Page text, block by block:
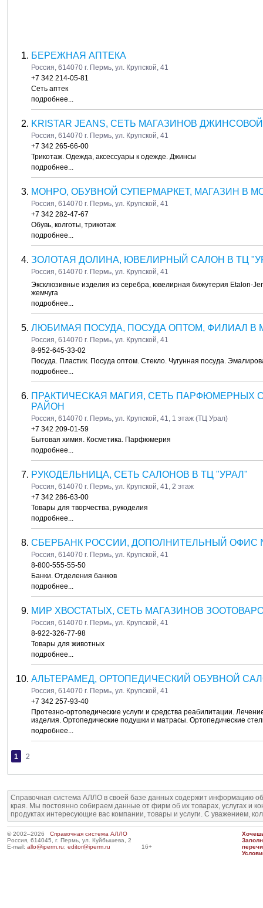
БЕРЕЖНАЯ АПТЕКА
Россия, 614070 г. Пермь, ул. Крупской, 41
+7 342 214-05-81
Сеть аптек
подробнее...
KRISTAR JEANS, СЕТЬ МАГАЗИНОВ
Россия, 614070 г. Пермь, ул. Крупской, 41
+7 342 265-66-00
Трикотаж. Одежда, аксессуары к одежде. Джинсы
подробнее...
МОНРО, ОБУВНОЙ СУПЕРМАРКЕТ, МАГАЗИН В
Россия, 614070 г. Пермь, ул. Крупской, 41
+7 342 282-47-67
Обувь, колготы, трикотаж
подробнее...
ЗОЛОТАЯ ДОЛИНА, ЮВЕЛИРНЫЙ САЛОН В ТЦ
Россия, 614070 г. Пермь, ул. Крупской, 41
Эксклюзивные изделия из серебра, ювелирная бижутерия Etalon-
жемчуга
подробнее...
ЛЮБИМАЯ ПОСУДА, ПОСУДА ОПТОМ, ФИЛИАЛ В
Россия, 614070 г. Пермь, ул. Крупской, 41
8-952-645-33-02
Посуда. Пластик. Посуда оптом. Стекло. Чугунная посуда.
подробнее...
ПРАКТИЧЕСКАЯ МАГИЯ, СЕТЬ ПАРФЮМЕРНЫХ
РАЙОН
Россия, 614070 г. Пермь, ул. Крупской, 41, 1 этаж (ТЦ Урал)
+7 342 209-01-59
Бытовая химия. Косметика. Парфюмерия
подробнее...
РУКОДЕЛЬНИЦА, СЕТЬ САЛОНОВ В ТЦ "УРАЛ"
Россия, 614070 г. Пермь, ул. Крупской, 41, 2 этаж
+7 342 286-63-00
Товары для творчества, рукоделия
подробнее...
СБЕРБАНК РОССИИ, ДОПОЛНИТЕЛЬНЫЙ ОФИС
Россия, 614070 г. Пермь, ул. Крупской, 41
8-800-555-55-50
Банки. Отделения банков
подробнее...
МИР ХВОСТАТЫХ, СЕТЬ МАГАЗИНОВ
Россия, 614070 г. Пермь, ул. Крупской, 41
8-922-326-77-98
Товары для животных
подробнее...
АЛЬТЕРАМЕД, ОРТОПЕДИЧЕСКИЙ ОБУВНОЙ
Россия, 614070 г. Пермь, ул. Крупской, 41
+7 342 257-93-40
Протезно-ортопедические услуги и средства реабилитации.
изделия. Ортопедические подушки и матрасы. Ортопедические
подробнее...
1 2
Справочная система АЛЛО в своей базе данных содержит информацию
края. Мы постоянно собираем данные от фирм об их товарах, услугах и
продуктах интересующие вас компании, товары и услуги. С уважением,
© 2002–2026 Справочная система АЛЛО
Россия, 614045, г. Пермь, ул. Куйбышева, 2
E-mail: allo@iperm.ru; editor@iperm.ru 16+